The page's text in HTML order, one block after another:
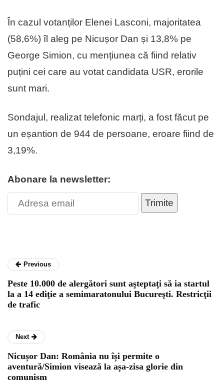
În cazul votanților Elenei Lasconi, majoritatea
(58,6%) îl aleg pe Nicușor Dan și 13,8% pe
George Simion, cu mențiunea că fiind relativ
puțini cei care au votat candidata USR, erorile
sunt mari.
Sondajul, realizat telefonic marți, a fost făcut pe
un eșantion de 944 de persoane, eroare fiind de
3,19%.
Abonare la newsletter:
Trimite
Previous
Peste 10.000 de alergători sunt aşteptaţi să ia startul
la a 14 ediţie a semimaratonului Bucureşti. Restricţii
de trafic
Next
Nicușor Dan: România nu își permite o
aventură/Simion visează la așa-zisa glorie din
comunism